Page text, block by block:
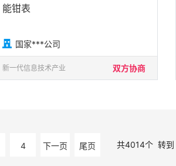
能钳表
 国家***公司
新一代信息技术产业 双方协商
4 下一页 尾页 共4014个 转到